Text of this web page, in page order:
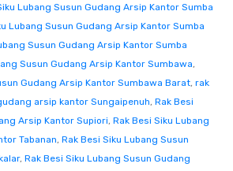
Lubang Susun Gudang Arsip Kantor Sumba
Lubang Susun Gudang Arsip Kantor Sumba
Susun Gudang Arsip Kantor Sumba
Susun Gudang Arsip Kantor Sumbawa,
Gudang Arsip Kantor Sumbawa Barat, rak
arsip kantor Sungaipenuh, Rak Besi
Arsip Kantor Supiori, Rak Besi Siku Lubang
Tabanan, Rak Besi Siku Lubang Susun
, Rak Besi Siku Lubang Susun Gudang